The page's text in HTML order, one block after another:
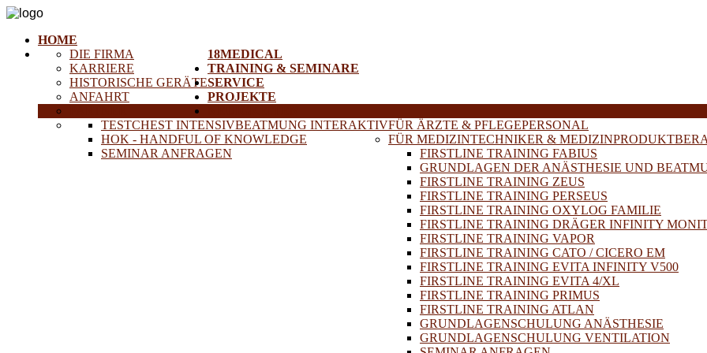
HOME
18MEDICAL
DIE FIRMA
KARRIERE
HISTORISCHE GERÄTE
ANFAHRT
TRAINING & SEMINARE
FÜR ÄRZTE & PFLEGEPERSONAL
TESTCHEST INTENSIVBEATMUNG INTERAKTIV
HOK - HANDFUL OF KNOWLEDGE
SEMINAR ANFRAGEN
FÜR MEDIZINTECHNIKER &
FIRSTLINE TRAINING FABIUS
GRUNDLAGEN DER ANÄSTHESIE UND
FIRSTLINE TRAINING ZEUS
FIRSTLINE TRAINING PERSEUS
FIRSTLINE TRAINING OXYLOG FAMILIE
FIRSTLINE TRAINING DRÄGER INFINITY
FIRSTLINE TRAINING VAPOR
FIRSTLINE TRAINING CATO / CICERO EM
FIRSTLINE TRAINING EVITA INFINITY V500
FIRSTLINE TRAINING EVITA 4/XL
FIRSTLINE TRAINING PRIMUS
FIRSTLINE TRAINING ATLAN
GRUNDLAGENSCHULUNG ANÄSTHESIE
GRUNDLAGENSCHULUNG VENTILATION
SERVICE
PROJEKTE